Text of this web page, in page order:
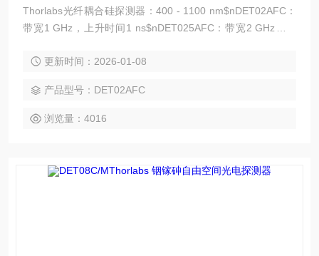
Thorlabs光纤耦合硅探测器：400 - 1100 nm$nDET02AFC：
带宽1 GHz，上升时间1 ns$nDET025AFC：带宽2 GHz，上
更新时间：2026-01-08
产品型号：DET02AFC
浏览量：4016